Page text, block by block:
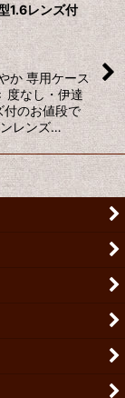
レンズ付
か 専用ケース
度なし・伊達
付のお値段で
レンズ…